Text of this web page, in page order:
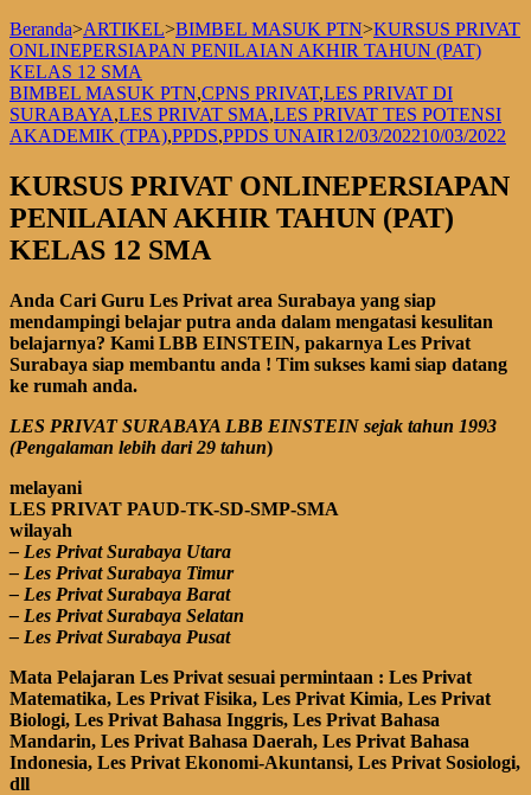
Beranda>ARTIKEL>BIMBEL MASUK PTN>KURSUS PRIVAT
ONLINEPERSIAPAN PENILAIAN AKHIR TAHUN (PAT)
KELAS 12 SMA
BIMBEL MASUK PTN,CPNS PRIVAT,LES PRIVAT DI
SURABAYA,LES PRIVAT SMA,LES PRIVAT TES POTENSI
AKADEMIK (TPA),PPDS,PPDS UNAIR12/03/202210/03/2022
KURSUS PRIVAT ONLINEPERSIAPAN
PENILAIAN AKHIR TAHUN (PAT)
KELAS 12 SMA
Anda Cari Guru Les Privat area Surabaya yang siap
mendampingi belajar putra anda dalam mengatasi kesulitan
belajarnya? Kami LBB EINSTEIN, pakarnya Les Privat
Surabaya siap membantu anda ! Tim sukses kami siap datang
ke rumah anda.
LES PRIVAT SURABAYA LBB EINSTEIN sejak tahun 1993
(Pengalaman lebih dari 29 tahun)
melayani
LES PRIVAT PAUD-TK-SD-SMP-SMA
wilayah
– Les Privat Surabaya Utara
– Les Privat Surabaya Timur
– Les Privat Surabaya Barat
– Les Privat Surabaya Selatan
– Les Privat Surabaya Pusat
Mata Pelajaran Les Privat sesuai permintaan : Les Privat
Matematika, Les Privat Fisika, Les Privat Kimia, Les Privat
Biologi, Les Privat Bahasa Inggris, Les Privat Bahasa
Mandarin, Les Privat Bahasa Daerah, Les Privat Bahasa
Indonesia, Les Privat Ekonomi-Akuntansi, Les Privat Sosiologi,
dll